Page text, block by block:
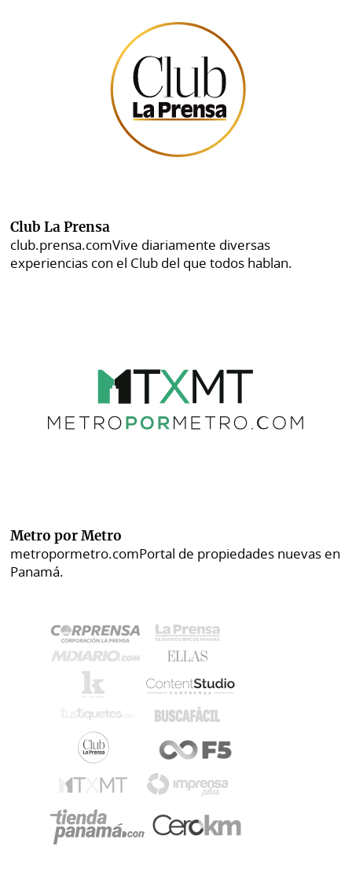
Club La Prensa
club.prensa.comVive diariamente diversas
experiencias con el Club del que todos hablan.
Metro por Metro
metropormetro.comPortal de propiedades nuevas en
Panamá.